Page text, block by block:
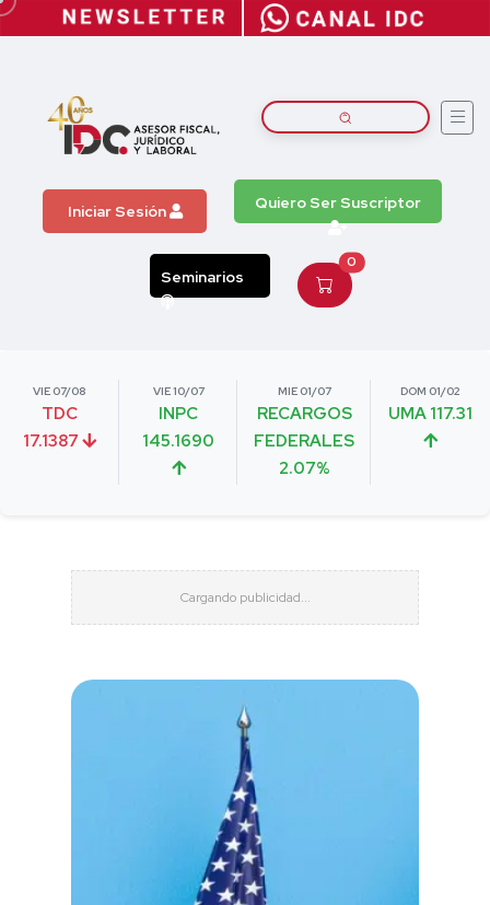
Iniciar Sesión Quiero Ser Suscriptor
Seminarios
0
VIE 07/08
TDC
17.1387
VIE 10/07
INPC
145.1690
MIE 01/07
RECARGOS
FEDERALES
2.07%
DOM 01/02
UMA 117.31